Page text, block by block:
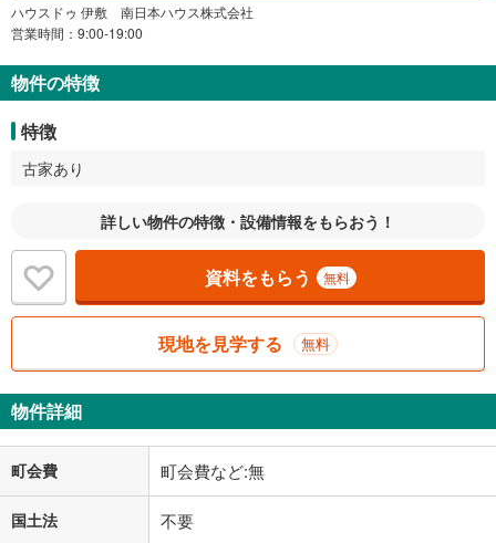
ハウスドゥ 伊敷 南日本ハウス株式会社
営業時間：9:00-19:00
物件の特徴
特徴
古家あり
詳しい物件の特徴・設備情報をもらおう！
資料をもらう 無料
現地を見学する 無料
物件詳細
町会費 町会費など:無
国土法 不要